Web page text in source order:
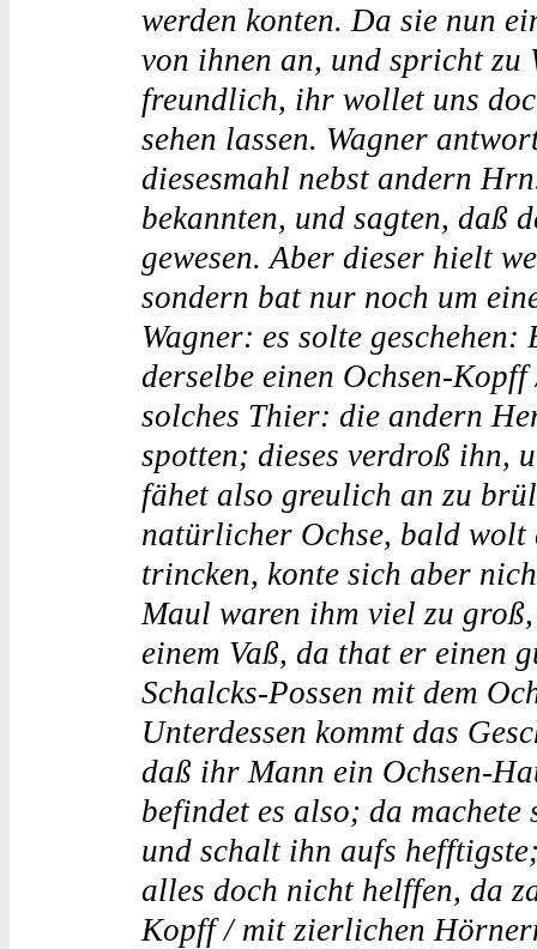
werden konten. Da sie nun
von ihnen an, und spricht
freundlich, ihr wollet uns
sehen lassen. Wagner
diesesmahl nebst andern
bekannten, und sagten, daß
gewesen. Aber dieser hielt
sondern bat nur noch um
Wagner: es solte
derselbe einen Ochsen-
solches Thier: die andern
spotten; dieses verdroß ihn,
fähet also greulich an zu
natürlicher Ochse, bald wolt
trincken, konte sich aber
Maul waren ihm viel zu
einem Vaß, da that er einen
Schalcks-Possen mit dem
Unterdessen kommt das
daß ihr Mann ein Ochsen-
befindet es also; da
und schalt ihn aufs
alles doch nicht helffen, da
Kopff / mit zierlichen